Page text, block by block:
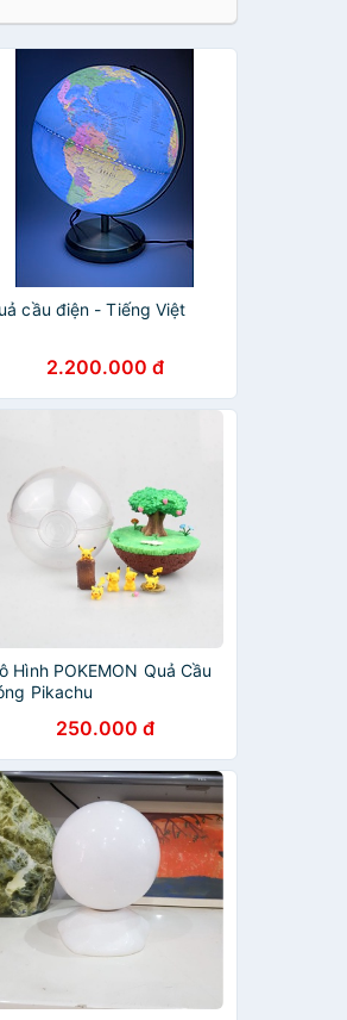
cầu điện - Tiếng Việt
2.200.000 đ
Hình POKEMON Quả Cầu
Pikachu
250.000 đ